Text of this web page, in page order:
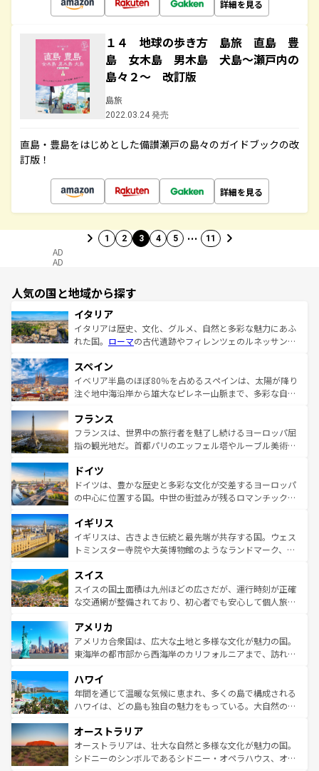
詳細を見る
１４ 地球の歩き方 島旅 直島 豊
島 女木島 男木島 犬島～瀬戸内の
島々２～ 改訂版
島旅
2022.03.24 発売
直島・豊島をはじめとした備讃瀬戸の島々のガイドブックの改
訂版！
詳細を見る
1 2 3 4 5 … 11
AD
AD
人気の国と地域から探す
イタリア
イタリアは歴史、文化、グルメ、自然と多彩な魅力にあふ
れた国。 ローマの古代遺跡やフィレンツェのルネッサンス
ろん、トスカーナの美しい田園風景やアマルフィ海岸の絶
景など、自然景観も見逃せない。観光の合間には、本場の
ピザやパスタなど、絶品のイタリア料理を堪能することも
ませてくれるイタリアで、忘れられない旅をしてみよう！
なお、新着のイタリア情報はコンテンツ一覧 を参照してほ
しい。
スペイン
イベリア半島のほぼ80％を占めるスペインは、太陽が降り
注ぐ地中海沿岸から雄大なピレネー山脈まで、多彩な自然
文化が根付くこの国では、情熱的なフラメンコ、熱気あふ
れる闘牛、そして美味しいタパスが生活の一部となってい
る。首都マドリードの洗練された雰囲気や、バルセロナの
の城塞都市、穏やかなビーチリゾートまで多彩な表情を見
せる。地方によって風土や気候が異なるスペインはその個
性で訪れる人を魅了する。 なお、新着のスペイン情報はコ
フランス
フランスは、世界中の旅行者を魅了し続けるヨーロッパ屈
指の観光地だ。首都パリのエッフェル塔やルーブル美術館
で、幅広い魅力が詰まっている。華麗な宮殿、歴史的な大
聖堂、美しいビーチ、そして豊かな自然が、訪れる者を心
から魅了する。また、フランスは美食の国としても知ら
いる。シャンパンの発祥地であるランス、プロヴァンスの
香り高いラベンダー畑など、多彩な楽しみ方が可能だ。さ
らに、パリ以外の地域にも魅力が溢れており、どの街角に
れる地方に足を運ぶとそれぞれで全く異なる文化を体験で
きるだろう。 なお、新着のフランス情報はコンテンツ一覧
を参照してほしい。
ドイツ
ドイツは、豊かな歴史と多彩な文化が交差するヨーロッパ
の中心に位置する国。中世の街並みが残るロマンチック街
顔を持つこの国は、どこを歩いても飽きることがない。ベ
ルリンの文化的活気、バイエルン州のアルプスの絶景、そ
してライン川沿いのワイン畑といった風景は必見。ビール
は、お酒好きな人にはぜひ体験してほしい。 なお、新着の
ドイツ情報はコンテンツ一覧を参照してほしい。
イギリス
イギリスは、古きよき伝統と最先端が共存する国。ウェス
トミンスター寺院や大英博物館のようなランドマーク、歴
リアごとに異なる魅力がある。また、優雅なアフタヌーン
ティー、ビール好きにはたまらない英国パブ、サッカー観
戦など、本場だからこそできる体験も豊富。イギリスを旅
ンツ一覧を参照してほしい。
スイス
スイスの国土面積は九州ほどの広さだが、運行時刻が正確
な交通網が整備されており、初心者でも安心して個人旅行
の建物がそのまま残る町や、スイスならではのユニークな
博物館もあり、アルプス観光だけでなく町歩きも満喫する
ことができる。国民の所得が高いため物価も高いが、旅行
ば市内交通費無料で観光を楽しむこともできる。 なお、新
着のスイス情報はコンテンツ一覧 を参照してほしい。
アメリカ
アメリカ合衆国は、広大な土地と多様な文化が魅力の国。
東海岸の都市部から西海岸のカリフォルニアまで、訪れる
のような巨大都市は、観光、ショッピング、エンターテイ
ンメントが詰まった刺激的なスポットだ。一方、アメリカ
西部には大自然が広がり、グランドキャニオンやイエロー
部のニューオーリンズでは、音楽と美食が融合した独特の
文化が魅力。旅行者はアメリカの各地域で異なる魅力を楽
しみながら、その多様性と豊かな歴史を感じることができ
ハワイ
年間を通じて温暖な気候に恵まれ、多くの島で構成される
ハワイは、どの島も独自の魅力をもっている。大自然の神
ワイ島は見逃せない。また、定番の観光地といえばオアフ
島だが、静かな自然を求めるならマウイ島やカウアイ島が
おすすめ。エメラルドグリーンに輝く海をはじめ、豊かな
オーストラリア
オーストラリアは、壮大な自然と多様な文化が魅力の国。
シドニーのシンボルであるシドニー・オペラハウス、オー